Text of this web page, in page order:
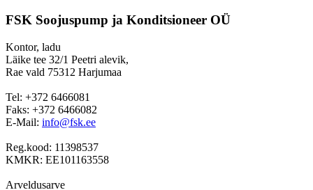
FSK Soojuspump ja Konditsioneer OÜ
Kontor, ladu
Läike tee 32/1 Peetri alevik,
Rae vald 75312 Harjumaa
Tel: +372 6466081
Faks: +372 6466082
E-Mail: info@fsk.ee
Reg.kood: 11398537
KMKR: EE101163558
Arveldusarve